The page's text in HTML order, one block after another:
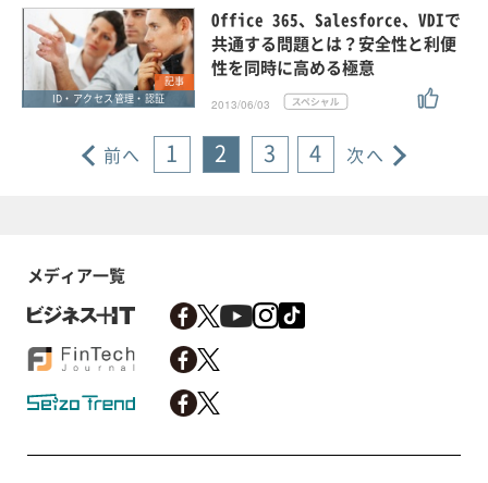
記事
ID・アクセス管理・認証
Office 365、Salesforce、VDIで
共通する問題とは？安全性と利便
性を同時に高める極意
2013/06/03
前へ 1 2 3 4 次へ
メディア一覧